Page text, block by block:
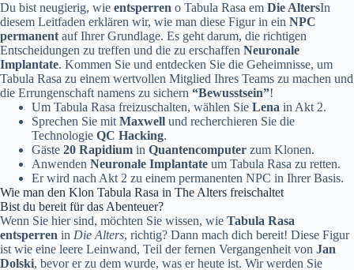
Du bist neugierig, wie entsperren o Tabula Rasa em Die AltersIn
diesem Leitfaden erklären wir, wie man diese Figur in ein NPC
permanent auf Ihrer Grundlage. Es geht darum, die richtigen
Entscheidungen zu treffen und die zu erschaffen Neuronale
Implantate. Kommen Sie und entdecken Sie die Geheimnisse, um
Tabula Rasa zu einem wertvollen Mitglied Ihres Teams zu machen und
die Errungenschaft namens zu sichern “Bewusstsein”!
Um Tabula Rasa freizuschalten, wählen Sie Lena in Akt 2.
Sprechen Sie mit Maxwell und recherchieren Sie die
Technologie QC Hacking.
Gäste 20 Rapidium in Quantencomputer zum Klonen.
Anwenden Neuronale Implantate um Tabula Rasa zu retten.
Er wird nach Akt 2 zu einem permanenten NPC in Ihrer Basis.
Wie man den Klon Tabula Rasa in The Alters freischaltet
Bist du bereit für das Abenteuer?
Wenn Sie hier sind, möchten Sie wissen, wie Tabula Rasa
entsperren in Die Alters, richtig? Dann mach dich bereit! Diese Figur
ist wie eine leere Leinwand, Teil der fernen Vergangenheit von Jan
Dolski, bevor er zu dem wurde, was er heute ist. Wir werden Sie